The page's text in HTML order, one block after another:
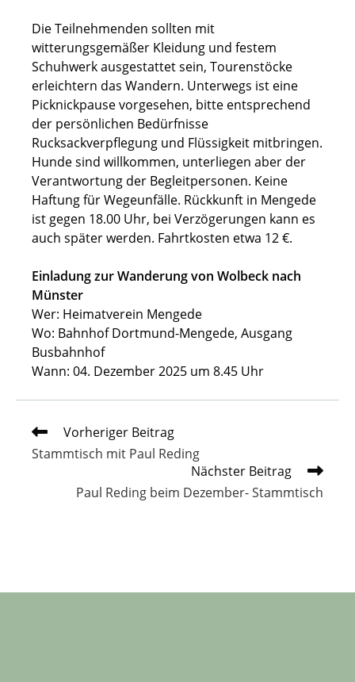
Die Teilnehmenden sollten mit
witterungsgemäßer Kleidung und festem
Schuhwerk ausgestattet sein, Tourenstöcke
erleichtern das Wandern. Unterwegs ist eine
Picknickpause vorgesehen, bitte entsprechend
der persönlichen Bedürfnisse
Rucksackverpflegung und Flüssigkeit mitbringen.
Hunde sind willkommen, unterliegen aber der
Verantwortung der Begleitpersonen. Keine
Haftung für Wegeunfälle. Rückkunft in Mengede
ist gegen 18.00 Uhr, bei Verzögerungen kann es
auch später werden. Fahrtkosten etwa 12 €.
Einladung zur Wanderung von Wolbeck nach
Münster
Wer: Heimatverein Mengede
Wo: Bahnhof Dortmund-Mengede, Ausgang
Busbahnhof
Wann: 04. Dezember 2025 um 8.45 Uhr
Weitere
Artikel
ansehen
Vorheriger Beitrag
Stammtisch mit Paul Reding
Nächster Beitrag
Paul Reding beim Dezember- Stammtisch